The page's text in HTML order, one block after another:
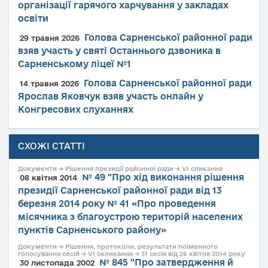
організації гарячого харчування у закладах
освіти
29 травня 2026
Голова Сарненської районної ради
взяв участь у святі Останнього дзвоника в
Сарненському ліцеї №1
14 травня 2026
Голова Сарненської районної ради
Ярослав Яковчук взяв участь онлайн у
Конгресових слуханнях
СХОЖІ СТАТТІ
Документи → Рішення президії районної ради → VI сликання
08 квітня 2014
№ 49 "Про хід виконання рішення
президії Сарненської районної ради від 13
березня 2014 року № 41 «Про проведення
місячника з благоустрою територій населених
пунктів Сарненського району»
Документи → Рішення, протоколи, результати поіменного
голосування сесій → VI скликання → 31 сесія від 28 квітня 2014 року
30 листопада 2002
№ 845 "Про затвердження й